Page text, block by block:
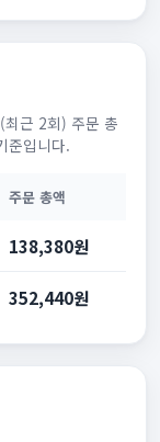
최근 2회) 주문 총
준입니다.
주문 총액
138,380원
352,440원